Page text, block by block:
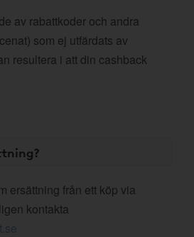
av rabattkoder och andra
som ej utfärdats av
resultera i att din cashback
ersättning från ett köp via
kontakta